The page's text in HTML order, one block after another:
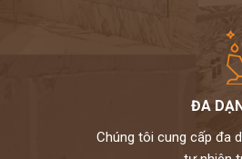
ĐA
Chúng tôi cung cấp đa